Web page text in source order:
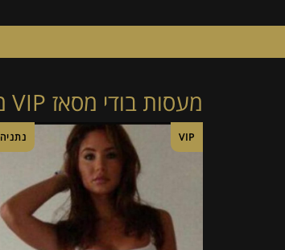
מעסות בודי מסאז VIP מאומתות בקיסריה
נתניה VIP